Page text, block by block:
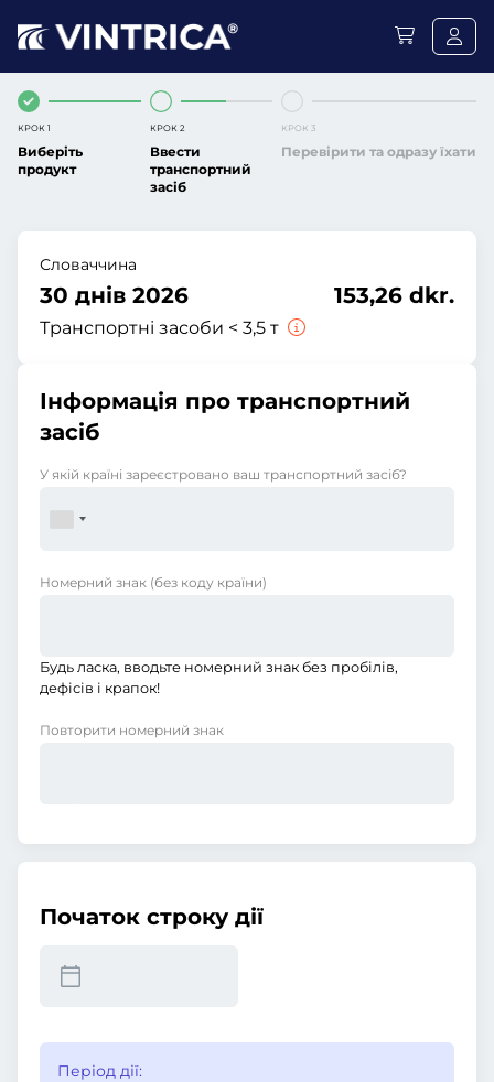
КРОК 1
Виберіть
продукт
КРОК 2
Ввести
транспортний
засіб
КРОК 3
Перевірити та одразу їхати
Словаччина
30 днів 2026
Транспортні засоби < 3,5 т
153,26 dkr.
Інформація про транспортний
засіб
У якій країні зареєстровано ваш транспортний засіб?
Номерний знак (без коду країни)
Будь ласка, вводьте номерний знак без пробілів,
дефісів і крапок!
Повторити номерний знак
Початок строку дії
Період дії: